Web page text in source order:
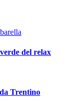
del relax
Trentino